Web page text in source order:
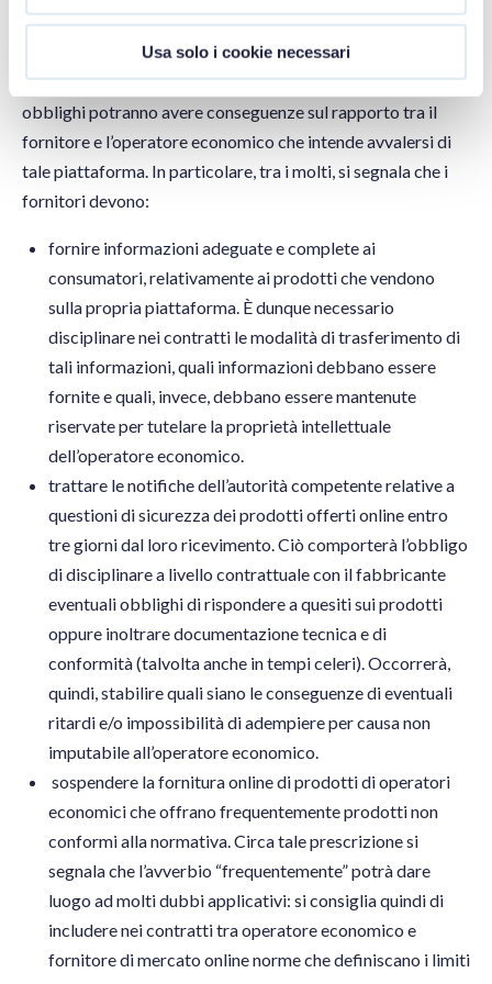
Usa solo i cookie necessari
deve rispettare, molti dei quali relativi alla sicurezza dei
prodotti venduti attraverso la loro piattaforma e
l’adeguatezza delle informazioni fornite ai consumatori. Tali
obblighi potranno avere conseguenze sul rapporto tra il
fornitore e l’operatore economico che intende avvalersi di
tale piattaforma. In particolare, tra i molti, si segnala che i
fornitori devono:
fornire informazioni adeguate e complete ai
consumatori, relativamente ai prodotti che vendono
sulla propria piattaforma. È dunque necessario
disciplinare nei contratti le modalità di trasferimento di
tali informazioni, quali informazioni debbano essere
fornite e quali, invece, debbano essere mantenute
riservate per tutelare la proprietà intellettuale
dell’operatore economico.
trattare le notifiche dell’autorità competente relative a
questioni di sicurezza dei prodotti offerti online entro
tre giorni dal loro ricevimento. Ciò comporterà l’obbligo
di disciplinare a livello contrattuale con il fabbricante
eventuali obblighi di rispondere a quesiti sui prodotti
oppure inoltrare documentazione tecnica e di
conformità (talvolta anche in tempi celeri). Occorrerà,
quindi, stabilire quali siano le conseguenze di eventuali
ritardi e/o impossibilità di adempiere per causa non
imputabile all’operatore economico.
sospendere la fornitura online di prodotti di operatori
economici che offrano frequentemente prodotti non
conformi alla normativa. Circa tale prescrizione si
segnala che l’avverbio “frequentemente” potrà dare
luogo ad molti dubbi applicativi: si consiglia quindi di
includere nei contratti tra operatore economico e
fornitore di mercato online norme che definiscano i limiti